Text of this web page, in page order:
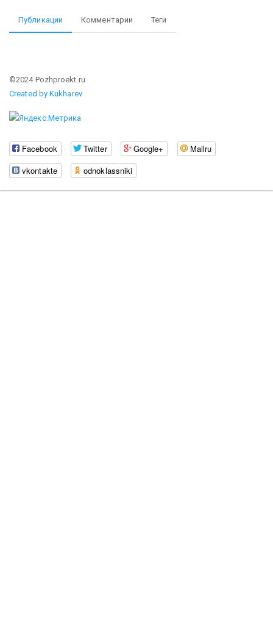
Публикации Комментарии Теги
©2024 Pozhproekt.ru
Created by Kukharev
Facebook Twitter Google+
Mailru
vkontakte
odnoklassniki